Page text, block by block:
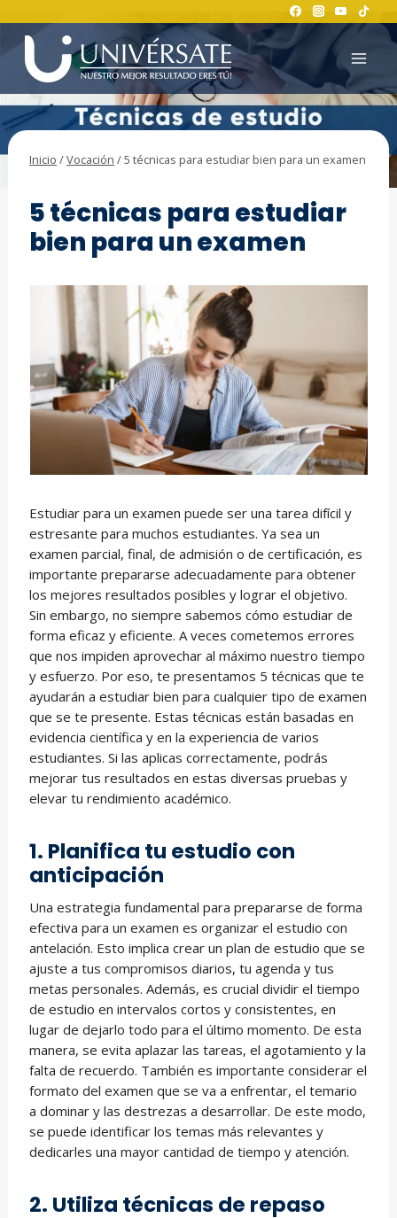
contenido
Inicio /Vocación /5 técnicas para estudiar bien para un examen
5 técnicas para estudiar
bien para un examen
Estudiar para un examen puede ser una tarea difícil y
estresante para muchos estudiantes. Ya sea un
examen parcial, final, de admisión o de certificación, es
importante prepararse adecuadamente para obtener
los mejores resultados posibles y lograr el objetivo.
Sin embargo, no siempre sabemos cómo estudiar de
forma eficaz y eficiente. A veces cometemos errores
que nos impiden aprovechar al máximo nuestro tiempo
y esfuerzo. Por eso, te presentamos 5 técnicas que te
ayudarán a estudiar bien para cualquier tipo de examen
que se te presente. Estas técnicas están basadas en
evidencia científica y en la experiencia de varios
estudiantes. Si las aplicas correctamente, podrás
mejorar tus resultados en estas diversas pruebas y
elevar tu rendimiento académico.
1. Planifica tu estudio con
anticipación
Una estrategia fundamental para prepararse de forma
efectiva para un examen es organizar el estudio con
antelación. Esto implica crear un plan de estudio que se
ajuste a tus compromisos diarios, tu agenda y tus
metas personales. Además, es crucial dividir el tiempo
de estudio en intervalos cortos y consistentes, en
lugar de dejarlo todo para el último momento. De esta
manera, se evita aplazar las tareas, el agotamiento y la
falta de recuerdo. También es importante considerar el
formato del examen que se va a enfrentar, el temario
a dominar y las destrezas a desarrollar. De este modo,
se puede identificar los temas más relevantes y
dedicarles una mayor cantidad de tiempo y atención.
2. Utiliza técnicas de repaso